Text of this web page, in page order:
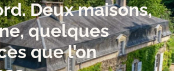
Deux maisons,
quelques
que l’on